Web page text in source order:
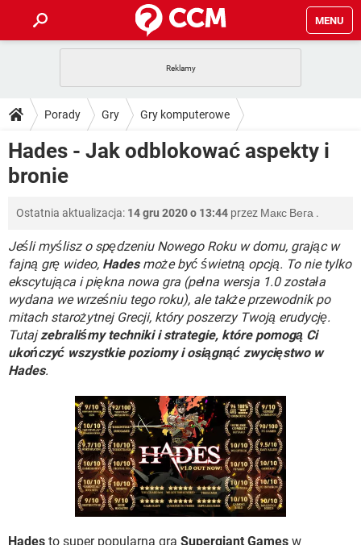
MENU
GRY WHATSAPP
SPOTIFY NETFLIX
INSTAGRAM
PORADY
PlayStation
GRY WHATSAPP
INSTAGRAM FACEBOOK
WINDOWS 10
DO POBRANIA
ANDROID
INSTAGRAM FACEBOOK
WINDOWS 10
FORUM
COVID-19 TIKTOK
GRY WHATSAPP
SPOTIFY NETFLIX
INSTAGRAM FACEBOOK
WINDOWS 10
COVID-19 TIKTOK
GRY WHATSAPP
SPOTIFY
INSTAGRAM FACEBOOK
WINDOWS 10
Porady Gry Gry komputerowe
Hades - Jak odblokować aspekty i
bronie
Ostatnia aktualizacja: 14 gru 2020 o 13:44 przez Макс Вега .
Jeśli myślisz o spędzeniu Nowego Roku w domu, grając w
fajną grę wideo, Hadesmoże być świetną opcją. To nie tylko
ekscytująca i piękna nowa gra (pełna wersja 1.0 została
wydana we wrześniu tego roku), ale także przewodnik po
mitach starożytnej Grecji, który poszerzy Twoją erudycję.
Tutajzebraliśmy techniki i strategie, które pomogą Ci
ukończyć wszystkie poziomy i osiągnąć zwycięstwo w
Hades.
Hades to super popularna gra Supergiant Games w